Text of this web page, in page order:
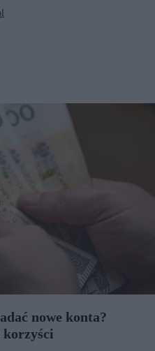
nowe konta?